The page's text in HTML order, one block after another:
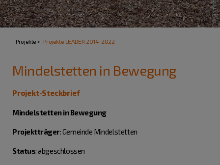
Projekte Projekte LEADER 2014-2022
Mindelstetten in Bewegung
Projekt-Steckbrief
Mindelstetten in Bewegung
Projektträger: Gemeinde Mindelstetten
Status: abgeschlossen